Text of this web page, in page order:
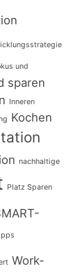
und
sparen
Inneren
Kochen
nachhaltige
Platz Sparen
Work-